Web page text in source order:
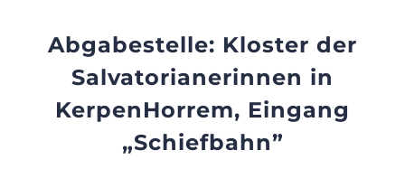
Abgabestelle: Kloster der
Salvatorianerinnen in
Kerpen­Horrem, Eingang
„Schiefbahn”